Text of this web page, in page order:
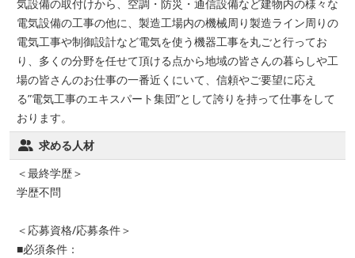
気設備の取付けから、空調・防災・通信設備など建物内の様々な
電気設備の工事の他に、製造工場内の機械周り製造ライン周りの
電気工事や制御設計など電気を使う機器工事を丸ごと行ってお
り、多くの分野を任せて頂ける点から地域の皆さんの暮らしや工
場の皆さんのお仕事の一番近くにいて、信頼やご要望に応え
る”電気工事のエキスパート集団”として誇りを持って仕事をして
おります。
求める人材
＜最終学歴＞
学歴不問
＜応募資格/応募条件＞
■必須条件：